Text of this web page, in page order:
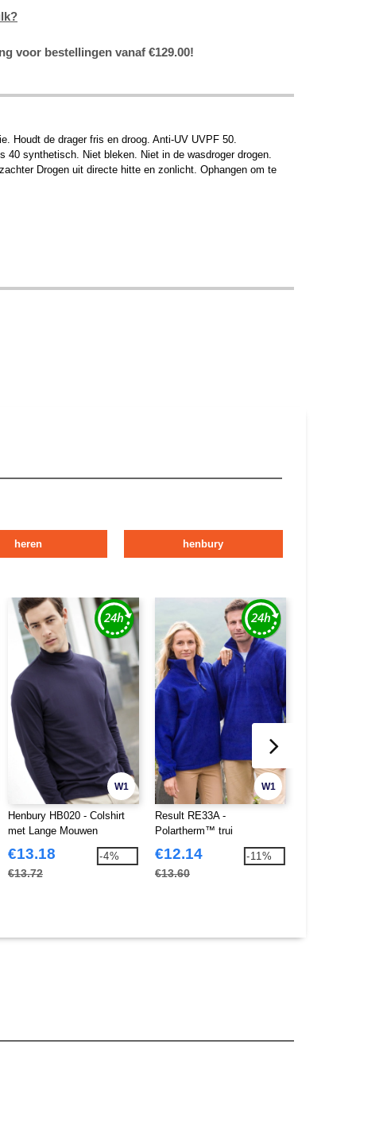
voor bestellingen vanaf €129.00!
Houdt de drager fris en droog. Anti-UV UVPF 50.
synthetisch. Niet bleken. Niet in de wasdroger drogen.
Drogen uit directe hitte en zonlicht. Ophangen om te
heren henbury
W1
Henbury HB020 - Colshirt
met Lange Mouwen
€13.18
€13.72
-4%
W1
Result RE33A -
Polartherm™ trui
€12.14
€13.60
-11%